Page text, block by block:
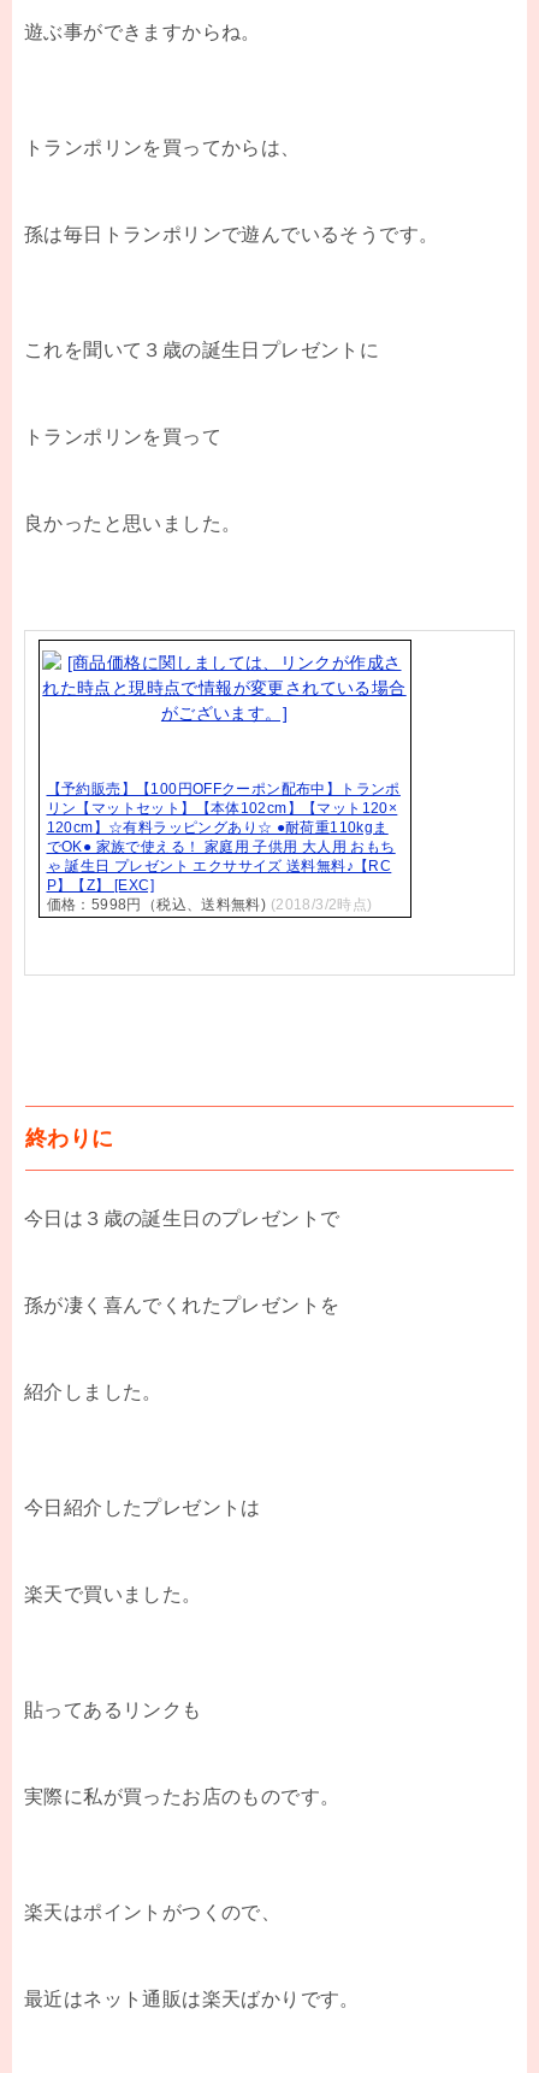
遊ぶ事ができますからね。
トランポリンを買ってからは、
孫は毎日トランポリンで遊んでいるそうです。
これを聞いて３歳の誕生日プレゼントに
トランポリンを買って
良かったと思いました。
【予約販売】【100円OFFクーポン配布中】トランポ
リン【マットセット】【本体102cm】【マット120×
120cm】☆有料ラッピングあり☆ ●耐荷重110kgま
でOK● 家族で使える！ 家庭用 子供用 大人用 おもち
ゃ 誕生日 プレゼント エクササイズ 送料無料♪【RC
P】【Z】 [EXC]
価格：5998円（税込、送料無料) (2018/3/2時点)
終わりに
今日は３歳の誕生日のプレゼントで
孫が凄く喜んでくれたプレゼントを
紹介しました。
今日紹介したプレゼントは
楽天で買いました。
貼ってあるリンクも
実際に私が買ったお店のものです。
楽天はポイントがつくので、
最近はネット通販は楽天ばかりです。